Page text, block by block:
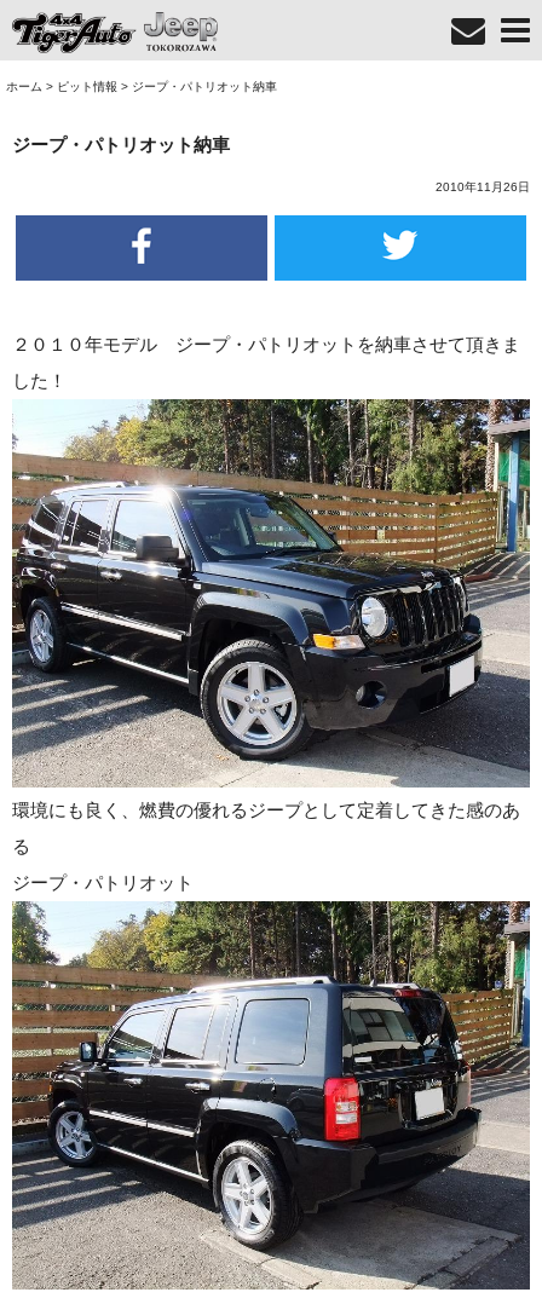
ホーム > ピット情報 > ジープ・パトリオット納車
ジープ・パトリオット納車
2010年11月26日
２０１０年モデル ジープ・パトリオットを納車させて頂きま
した！
環境にも良く、燃費の優れるジープとして定着してきた感のあ
る
ジープ・パトリオット